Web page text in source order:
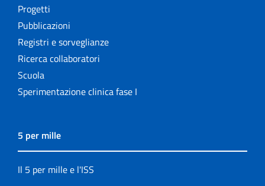
Progetti
Pubblicazioni
Registri e sorveglianze
Ricerca collaboratori
Scuola
Sperimentazione clinica fase I
5 per mille
Il 5 per mille e l'ISS